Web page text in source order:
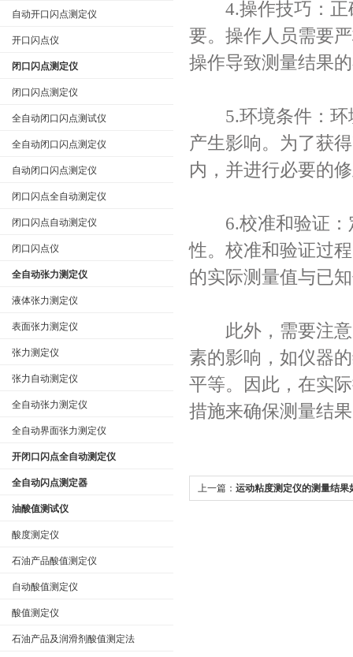
自动开口闪点测定仪
开口闪点仪
闭口闪点测定仪
闭口闪点测定仪
全自动闭口闪点测试仪
全自动闭口闪点测定仪
自动闭口闪点测定仪
闭口闪点全自动测定仪
闭口闪点自动测定仪
闭口闪点仪
全自动张力测定仪
液体张力测定仪
表面张力测定仪
张力测定仪
张力自动测定仪
全自动张力测定仪
全自动界面张力测定仪
开闭口闪点全自动测定仪
全自动闪点测定器
油酸值测试仪
酸度测定仪
石油产品酸值测定仪
自动酸值测定仪
酸值测定仪
石油产品及润滑剂酸值测定法
4.操作技巧：正
要。操作人员需要
操作导致测量结果
5.环境条件：环
产生影响。为了获
内，并进行必要的
6.校准和验证：
性。校准和验证过
的实际测量值与已
此外，需要注意
素的影响，如仪器
平等。因此，在实
措施来确保测量结
上一篇： 运动粘度测定仪的测量结果